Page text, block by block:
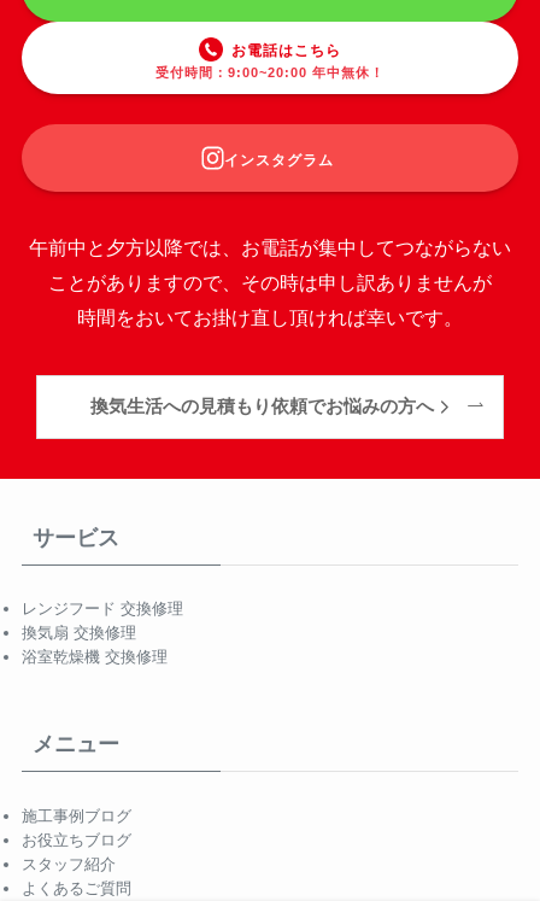
お電話はこちら
受付時間：9:00~20:00 年中無休！
インスタグラム
午前中と夕方以降では、お電話が集中してつながらない
ことがありますので、その時は申し訳ありませんが
時間をおいてお掛け直し頂ければ幸いです。
換気生活への見積もり依頼でお悩みの方へ
サービス
レンジフード 交換修理
換気扇 交換修理
浴室乾燥機 交換修理
メニュー
施工事例ブログ
お役立ちブログ
スタッフ紹介
よくあるご質問